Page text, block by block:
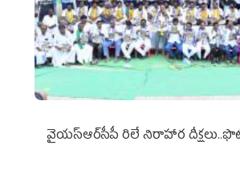
వైయ‌స్ఆర్‌సీపీ రిలే నిరాహార